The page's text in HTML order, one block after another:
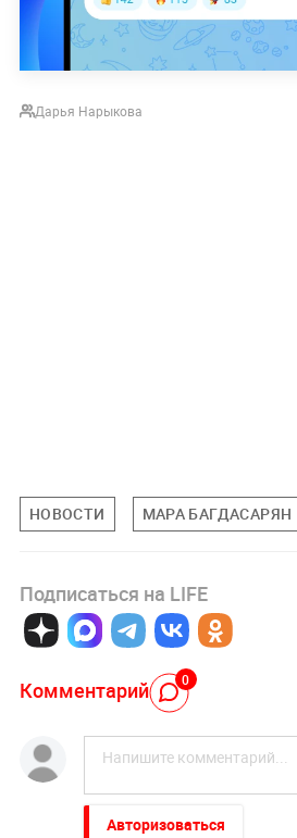
Дарья Нарыкова
НОВОСТИ МАРА БАГДАСАРЯН
Подписаться на LIFE
Комментарий 0
Авторизоваться